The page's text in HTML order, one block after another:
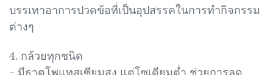
บรรเทาอาการปวดข้อที่เป็นอุปสรรคในการทำกิจกรรม
ต่างๆ
4. กล้วยทุกชนิด
- มีธาตุโพแทสเซียมสูง แต่โซเดียมต่ำ ช่วยการลด